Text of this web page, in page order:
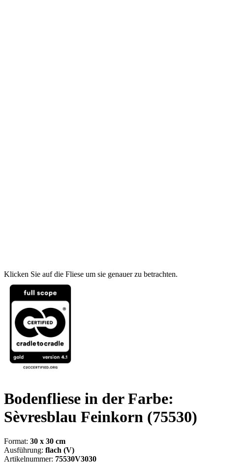
Klicken Sie auf die Fliese um sie genauer zu betrachten.
Bodenfliese in der Farbe:
Sèvresblau Feinkorn (75530)
Format: 30 x 30 cm
Ausführung: flach (V)
Artikelnummer: 75530V3030